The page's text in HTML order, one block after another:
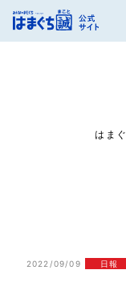
はま
2022/09/09 日報